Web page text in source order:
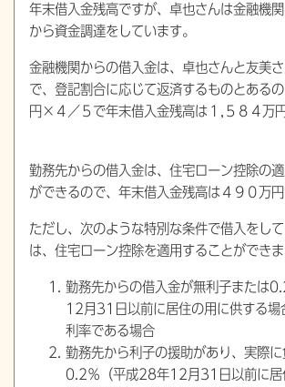
年末借入金残高ですが、卓也さんは金融機
から資金調達をしています。
金融機関からの借入金は、卓也さんと友美
で、登記割合に応じて返済するものとある
円×４／５で年末借入金残高は１,５８４万円
勤務先からの借入金は、住宅ローン控除の
ができるので、年末借入金残高は４９０万円
ただし、次のような特別な条件で借入をし
は、住宅ローン控除を適用することができま
勤務先からの借入金が無利子または
12月31日以前に居住の用に供する場
利率である場合
勤務先から利子の援助があり、実際
0.2％（平成28年12月31日以前に居